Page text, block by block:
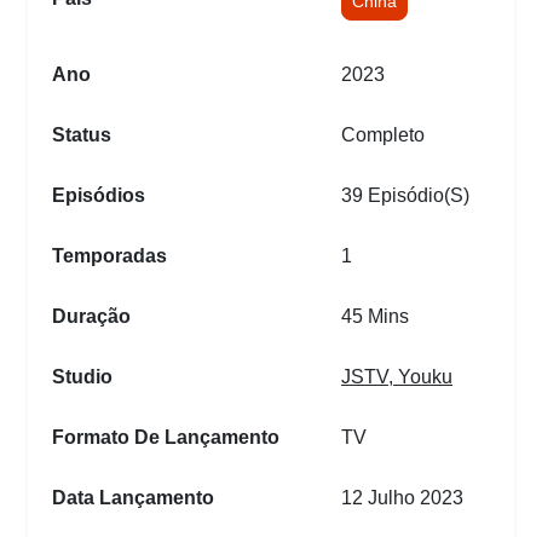
Ano 2023
Status Completo
Episódios 39 Episódio(s)
Temporadas 1
Duração 45 Mins
Studio JSTV, Youku
Formato De Lançamento TV
Data Lançamento 12 Julho 2023